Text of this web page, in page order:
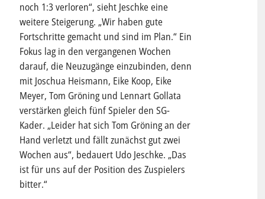
noch 1:3 verloren“, sieht Jeschke eine
weitere Steigerung. „Wir haben gute
Fortschritte gemacht und sind im Plan.“ Ein
Fokus lag in den vergangenen Wochen
darauf, die Neuzugänge einzubinden, denn
mit Joschua Heismann, Eike Koop, Eike
Meyer, Tom Gröning und Lennart Gollata
verstärken gleich fünf Spieler den SG-
Kader. „Leider hat sich Tom Gröning an der
Hand verletzt und fällt zunächst gut zwei
Wochen aus“, bedauert Udo Jeschke. „Das
ist für uns auf der Position des Zuspielers
bitter.“